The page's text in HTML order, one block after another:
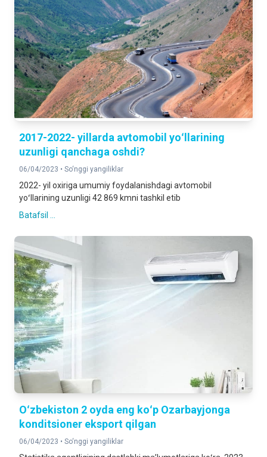
2017-2022- yillarda avtomobil yoʻllarining
uzunligi qanchaga oshdi?
06/04/2023 • So‘nggi yangiliklar
2022- yil oxiriga umumiy foydalanishdagi avtomobil
yoʻllarining uzunligi 42 869 kmni tashkil etib
Batafsil ...
Oʻzbekiston 2 oyda eng koʻp Ozarbayjonga
konditsioner eksport qilgan
06/04/2023 • So‘nggi yangiliklar